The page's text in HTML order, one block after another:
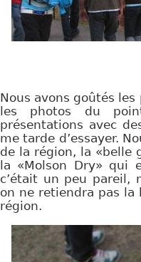
Nous avons goûtés
les photos du
présentations avec
me tarde d’essayer.
de la région, la «belle
la «Molson Dry» qui
c’était un peu pareil,
on ne retiendra pas la
région.